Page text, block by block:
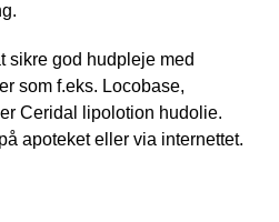
sikre god hudpleje med
som f.eks. Locobase,
Ceridal lipolotion hudolie.
apoteket eller via internettet.